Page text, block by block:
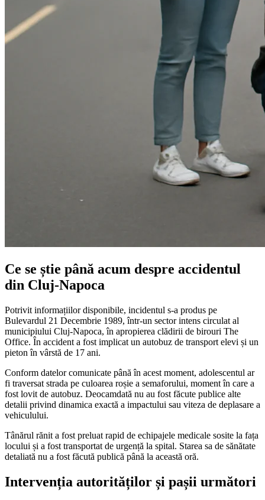
Ce se știe până acum despre accidentul
din Cluj-Napoca
Potrivit informațiilor disponibile, incidentul s-a produs pe
Bulevardul 21 Decembrie 1989, într-un sector intens circulat al
municipiului Cluj-Napoca, în apropierea clădirii de birouri The
Office. În accident a fost implicat un autobuz de transport elevi și un
pieton în vârstă de 17 ani.
Conform datelor comunicate până în acest moment, adolescentul ar
fi traversat strada pe culoarea roșie a semaforului, moment în care a
fost lovit de autobuz. Deocamdată nu au fost făcute publice alte
detalii privind dinamica exactă a impactului sau viteza de deplasare a
vehiculului.
Tânărul rănit a fost preluat rapid de echipajele medicale sosite la fața
locului și a fost transportat de urgență la spital. Starea sa de sănătate
detaliată nu a fost făcută publică până la această oră.
Intervenția autorităților și pașii următori